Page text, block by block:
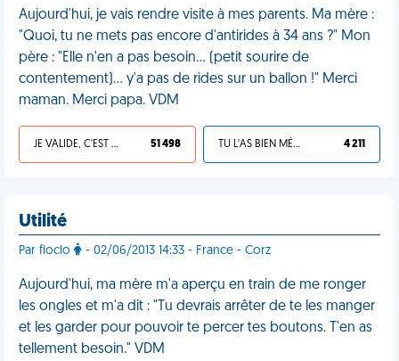
Aujourd'hui, je vais rendre visite à mes parents. Ma mère :
"Quoi, tu ne mets pas encore d'antirides à 34 ans ?" Mon
père : "Elle n'en a pas besoin… (petit sourire de
contentement)… y'a pas de rides sur un ballon !" Merci
maman. Merci papa. VDM
JE VALIDE, C'EST UNE VDM 51 498 TU L'AS BIEN MÉRITÉ 4 211
Utilité
Par floclo - 02/06/2013 14:33 - France - Corz
Aujourd'hui, ma mère m'a aperçu en train de me ronger
les ongles et m'a dit : "Tu devrais arrêter de te les manger
et les garder pour pouvoir te percer tes boutons. T'en as
tellement besoin." VDM